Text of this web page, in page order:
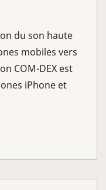
du son haute
mobiles vers
COM-DEX est
iPhone et